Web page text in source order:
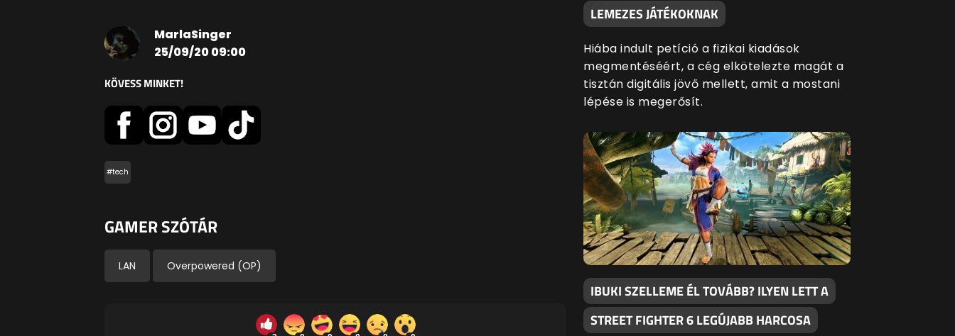
MarlaSinger
25/09/20 09:00
KÖVESS MINKET!
#tech
GAMER SZÓTÁR
LAN Overpowered (OP)
LEMEZES JÁTÉKOKNAK
Hiába indult petíció a fizikai kiadások
megmentéséért, a cég elkötelezte magát a
tisztán digitális jövő mellett, amit a mostani
lépése is megerősít.
IBUKI SZELLEME ÉL TOVÁBB? ILYEN LETT A
STREET FIGHTER 6 LEGÚJABB HARCOSA